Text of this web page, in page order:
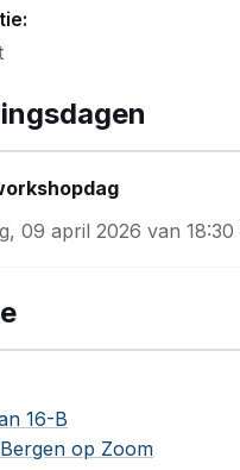
09 april 2026 van 18:30
16-B
op Zoom